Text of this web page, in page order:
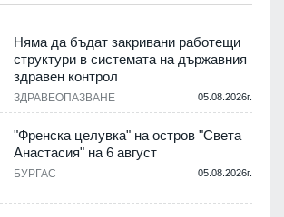
Няма да бъдат закривани работещи
структури в системата на държавния
здравен контрол
ЗДРАВЕОПАЗВАНЕ 05.08.2026г.
"Френска целувка" на остров "Света
Анастасия" на 6 август
БУРГАС 05.08.2026г.